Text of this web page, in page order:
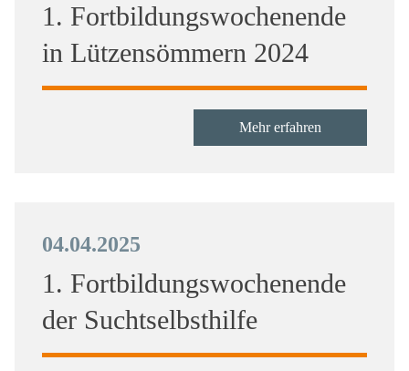
1. Fortbildungswochenende
in Lützensömmern 2024
Mehr erfahren
04.04.2025
1. Fortbildungswochenende
der Suchtselbsthilfe